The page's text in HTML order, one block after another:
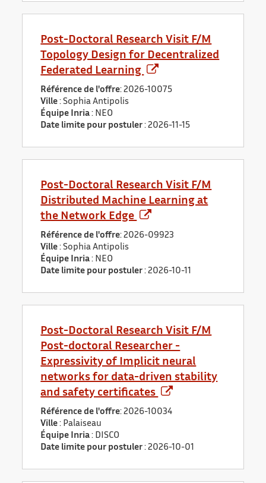
Post-Doctoral Research Visit F/M
Topology Design for Decentralized
Federated Learning
Référence de l'offre: 2026-10075
Ville : Sophia Antipolis
Équipe Inria : NEO
Date limite pour postuler :2026-11-15
Post-Doctoral Research Visit F/M
Distributed Machine Learning at
the Network Edge
Référence de l'offre: 2026-09923
Ville : Sophia Antipolis
Équipe Inria : NEO
Date limite pour postuler :2026-10-11
Post-Doctoral Research Visit F/M
Post-doctoral Researcher -
Expressivity of Implicit neural
networks for data-driven stability
and safety certificates
Référence de l'offre: 2026-10034
Ville : Palaiseau
Équipe Inria : DISCO
Date limite pour postuler :2026-10-01